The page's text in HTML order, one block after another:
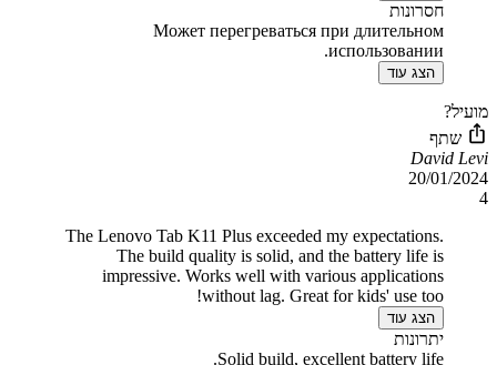
חסרונות
Может перегреваться при длительном
использовании.
הצג עוד
מועיל?
שתף
David Levi
20/01/2024
4
The Lenovo Tab K11 Plus exceeded my expectations.
The build quality is solid, and the battery life is
impressive. Works well with various applications
without lag. Great for kids' use too!
הצג עוד
יתרונות
Solid build, excellent battery life.